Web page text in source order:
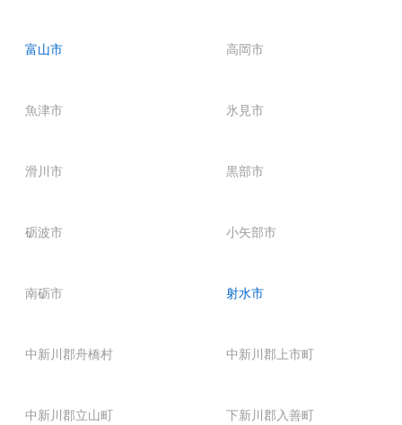
富山市 高岡市
魚津市 氷見市
滑川市 黒部市
砺波市 小矢部市
南砺市 射水市
中新川郡舟橋村 中新川郡上市町
中新川郡立山町 下新川郡入善町